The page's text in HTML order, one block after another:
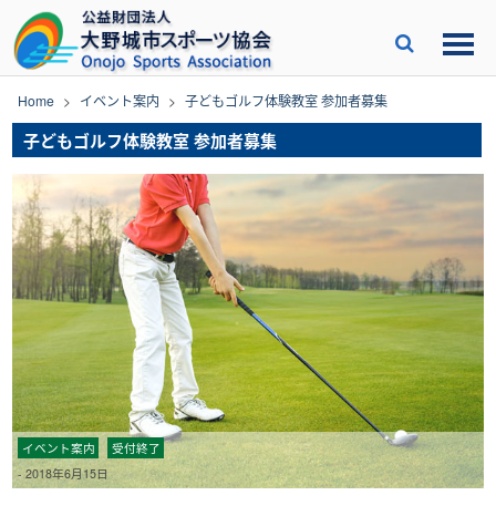
content
Home > イベント案内 > 子どもゴルフ体験教室 参加者募集
子どもゴルフ体験教室 参加者募集
イベント案内
受付終了
-2018年6月15日